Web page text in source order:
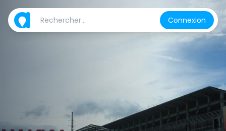
Connexion